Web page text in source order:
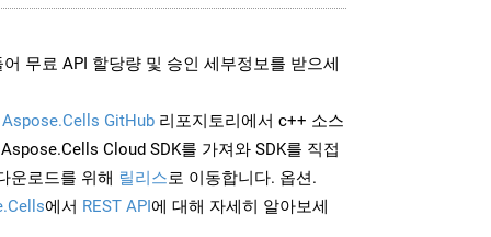
무료 API 할당량 및 승인 세부정보를 받으세
Aspose.Cells GitHub 리포지토리에서 c++ 소스
Cloud SDK를 가져와 SDK를 직접
운로드를 위해 릴리스로 이동합니다. 옵션.
에서 REST API에 대해 자세히 알아보세